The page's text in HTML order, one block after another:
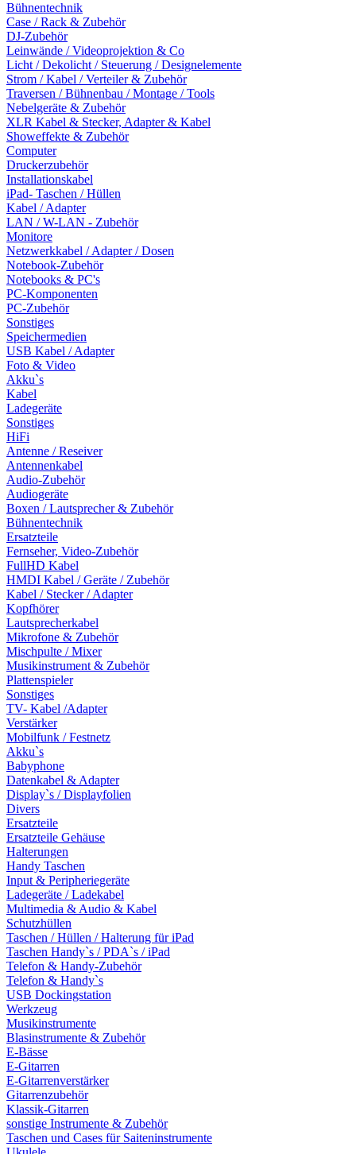
Bühnentechnik
Case / Rack & Zubehör
DJ-Zubehör
Leinwände / Videoprojektion & Co
Licht / Dekolicht / Steuerung / Designelemente
Strom / Kabel / Verteiler & Zubehör
Traversen / Bühnenbau / Montage / Tools
Nebelgeräte & Zubehör
XLR Kabel & Stecker, Adapter & Kabel
Showeffekte & Zubehör
Computer
Druckerzubehör
Installationskabel
iPad- Taschen / Hüllen
Kabel / Adapter
LAN / W-LAN - Zubehör
Monitore
Netzwerkkabel / Adapter / Dosen
Notebook-Zubehör
Notebooks & PC's
PC-Komponenten
PC-Zubehör
Sonstiges
Speichermedien
USB Kabel / Adapter
Foto & Video
Akku`s
Kabel
Ladegeräte
Sonstiges
HiFi
Antenne / Reseiver
Antennenkabel
Audio-Zubehör
Audiogeräte
Boxen / Lautsprecher & Zubehör
Bühnentechnik
Ersatzteile
Fernseher, Video-Zubehör
FullHD Kabel
HMDI Kabel / Geräte / Zubehör
Kabel / Stecker / Adapter
Kopfhörer
Lautsprecherkabel
Mikrofone & Zubehör
Mischpulte / Mixer
Musikinstrument & Zubehör
Plattenspieler
Sonstiges
TV- Kabel /Adapter
Verstärker
Mobilfunk / Festnetz
Akku`s
Babyphone
Datenkabel & Adapter
Display`s / Displayfolien
Divers
Ersatzteile
Ersatzteile Gehäuse
Halterungen
Handy Taschen
Input & Peripheriegeräte
Ladegeräte / Ladekabel
Multimedia & Audio & Kabel
Schutzhüllen
Taschen / Hüllen / Halterung für iPad
Taschen Handy`s / PDA`s / iPad
Telefon & Handy-Zubehör
Telefon & Handy`s
USB Dockingstation
Werkzeug
Musikinstrumente
Blasinstrumente & Zubehör
E-Bässe
E-Gitarren
E-Gitarrenverstärker
Gitarrenzubehör
Klassik-Gitarren
sonstige Instrumente & Zubehör
Taschen und Cases für Saiteninstrumente